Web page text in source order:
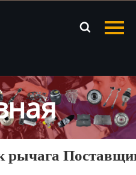

рычага